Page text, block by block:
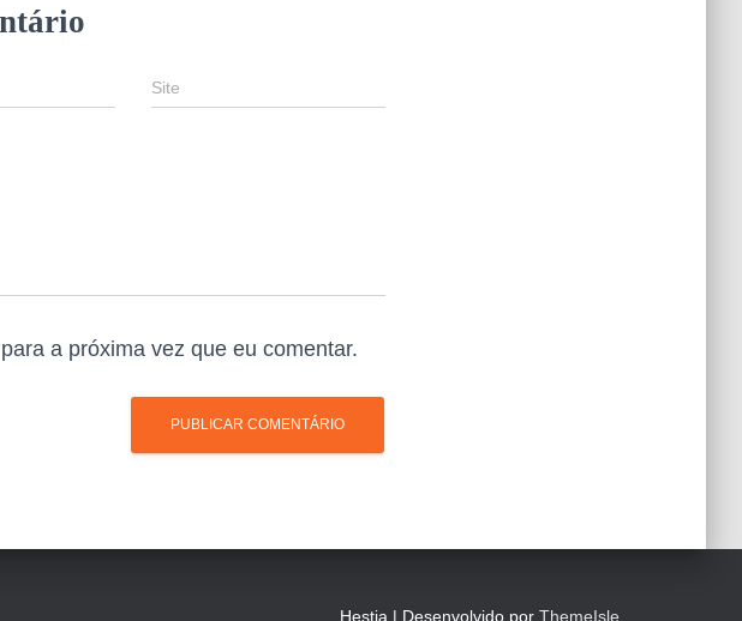
Site
a próxima vez que eu comentar.
Hestia | Desenvolvido por ThemeIsle